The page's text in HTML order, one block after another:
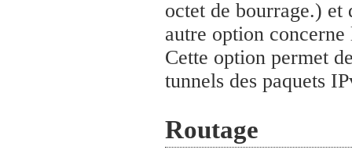
octet de bourrage.)
autre option concerne
Cette option permet
tunnels des paquets
Routage